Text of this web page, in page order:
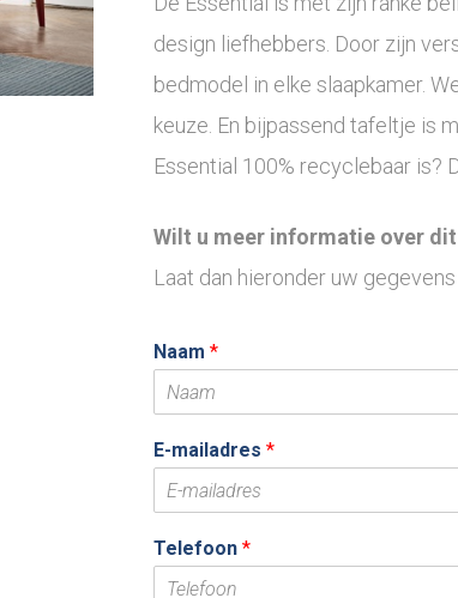
design liefhebbers. Door zijn
bedmodel in elke slaapkamer.
keuze. En bijpassend tafeltje is
Essential 100% recyclebaar is?
Wilt u meer informatie over
Laat dan hieronder uw gegevens
Naam *
E-mailadres *
Telefoon *